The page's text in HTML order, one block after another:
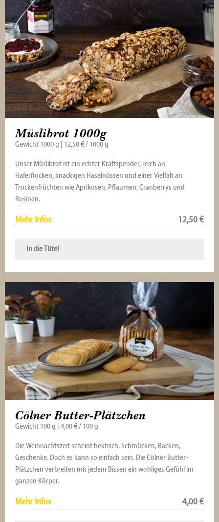
Müslibrot 1000g
Gewicht 1000 g | 12,50 € / 1000 g
Unser Müslibrot ist ein echter Kraftspender, reich an
Haferflocken, knackigen Haselnüssen und einer Vielfalt an
Trockenfrüchten wie Aprikosen, Pflaumen, Cranberrys und
Rosinen.
Mehr Infos 12,50 €
In die Tüte!
Cölner Butter-Plätzchen
Gewicht 100 g | 4,00 € / 100 g
Die Weihnachtszeit scheint hektisch. Schmücken, Backen,
Geschenke. Doch es kann so einfach sein. Die Cölner Butter-
Plätzchen verbreiten mit jedem Bissen ein wohliges Gefühl im
ganzen Körper.
Mehr Infos 4,00 €